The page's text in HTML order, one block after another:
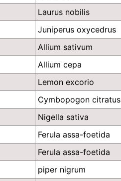
Laurus nobilis
Juniperus oxycedrus
Allium sativum
Allium cepa
Lemon excorio
Cymbopogon citratus
Nigella sativa
Ferula assa-foetida
Ferula assa-foetida
piper nigrum